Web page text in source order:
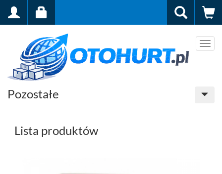
Menu
Pozostałe
Lista produktów